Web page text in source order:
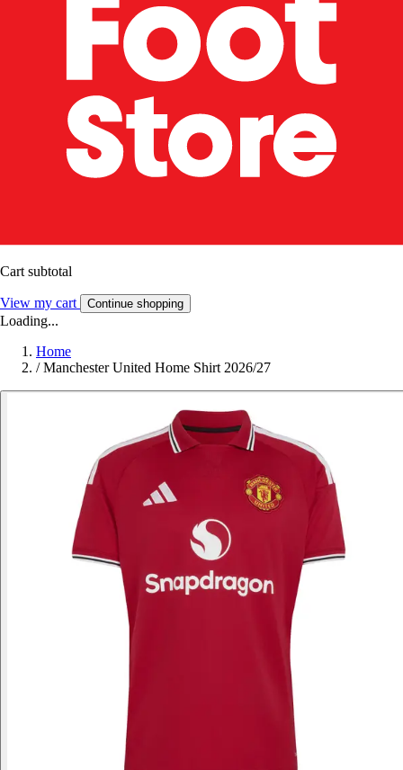
Cart subtotal
View my cart Continue shopping
Loading...
Home
/ Manchester United Home Shirt 2026/27